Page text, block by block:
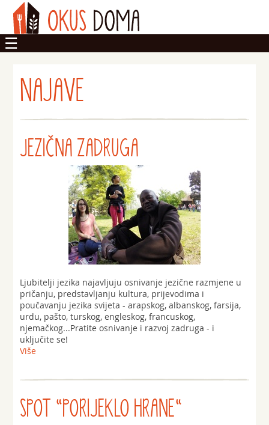
DOM
NAJAVE
JEZIČNA ZADRUGA
Ljubitelji jezika najavljuju osnivanje jezične razmjene u
pričanju, predstavljanju kultura, prijevodima i
poučavanju jezika svijeta - arapskog, albanskog, farsija,
urdu, pašto, turskog, engleskog, francuskog,
njemačkog...Pratite osnivanje i razvoj zadruga - i
uključite se!
Više
SPOT "PORIJEKLO HRANE"